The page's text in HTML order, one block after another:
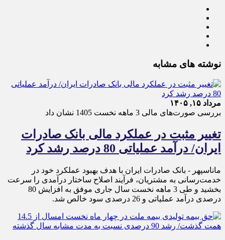
نوشته های مشابه
مرداد ۱۵, ۱۴۰۵
بررسی صورت‌های مالی 3 ماهه نخست 1405 نشان داد
تغییر مثبت در عملکرد مالی بانک صادرات
ایران/ درآمد عملیاتی 80 درصد رشد کرد
ماناسپهر - ​بانک صادرات ایران با هدف بهبود عملکرد خود در
خدمت‌رسانی به مشتریان، فرآیند اصلاح ساختار درآمدی را سرعت
بخشید و طی 3 ماهه نخست سال جاری موفق به افزایش 80
درصدی درآمد عملیاتی و 26 درصدی سود خالص شد.